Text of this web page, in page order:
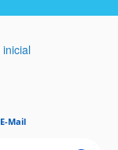
E-Mail